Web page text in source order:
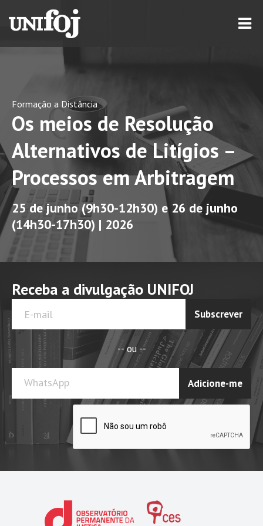
Formação a Distância
Os meios de Resolução
Alternativos de Litígios –
Processos em Arbitragem
25 de junho (9h30-12h30) e 26 de junho
(14h30-17h30) | 2026
Receba a divulgação UNIFOJ
Subscrever
-- ou --
WhatsApp Adicione-me